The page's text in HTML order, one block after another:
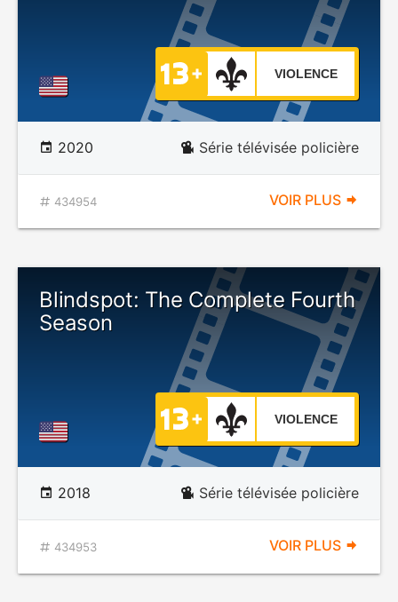
VIOLENCE
2020 Série télévisée policière
434954 VOIR PLUS
Blindspot: The Complete Fourth
Season
VIOLENCE
2018 Série télévisée policière
434953 VOIR PLUS